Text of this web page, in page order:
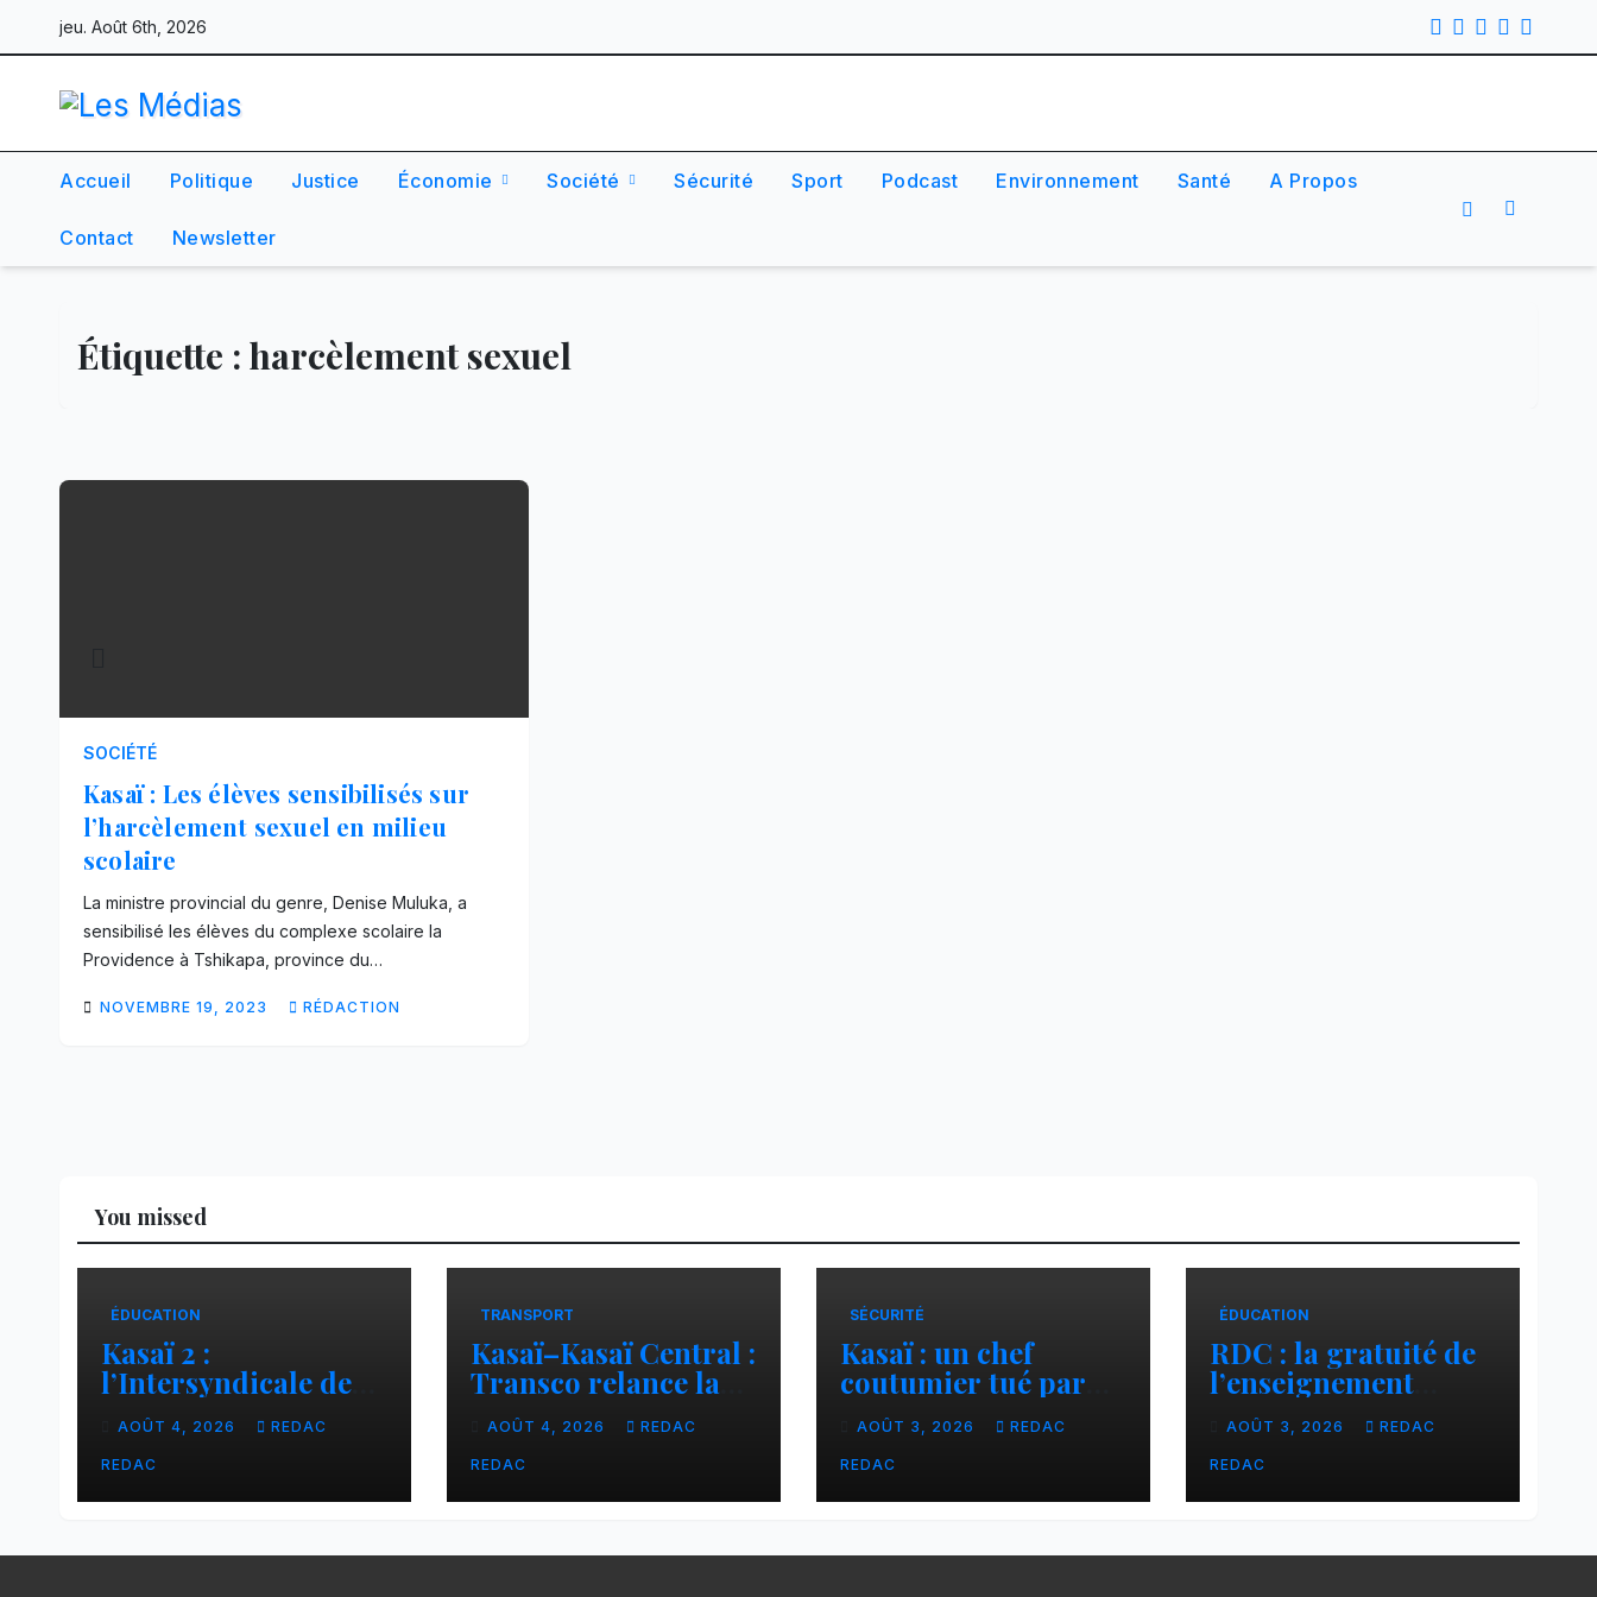
to
content
jeu. Août 6th, 2026
Accueil Politique Justice Économie Société Sécurité Sport Podcast Environnement Santé A Propos
Contact Newsletter
Étiquette : harcèlement sexuel
SOCIÉTÉ
Kasaï : Les élèves sensibilisés sur
l’harcèlement sexuel en milieu
scolaire
La ministre provincial du genre, Denise Muluka, a
sensibilisé les élèves du complexe scolaire la
Providence à Tshikapa, province du…
NOVEMBRE 19, 2023 RÉDACTION
You missed
ÉDUCATION
Kasaï 2 :
l’Intersyndicale des
enseignants dénonce
une contribution
financière imposée
aux écoles de la
AOÛT 4, 2026 REDAC
REDAC
TRANSPORT
Kasaï–Kasaï Central :
Transco relance la
liaison Tshikapa–
Tshiamu pour
faciliter les échanges
AOÛT 4, 2026 REDAC
REDAC
SÉCURITÉ
Kasaï : un chef
coutumier tué par
balle par un policier
à Kamuesha, la
tension monte
AOÛT 3, 2026 REDAC
REDAC
ÉDUCATION
RDC : la gratuité de
l’enseignement
primaire, vision
phare du Président
Félix Tshisekedi
réaffirmée par une
Secrétaire général
AOÛT 3, 2026 REDAC
REDAC